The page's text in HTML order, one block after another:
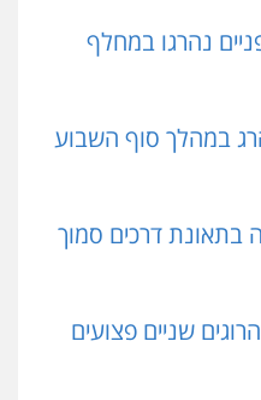
נהרגו במחלף
במהלך סוף השבוע
– בת 50 נהרגה בתאונת דרכים סמוך
25: שני הרוגים שניים פצועים